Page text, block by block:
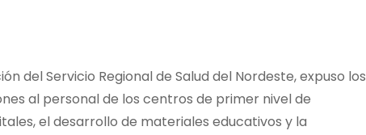
del Servicio Regional de Salud del Nordeste, expuso los
al personal de los centros de primer nivel de
el desarrollo de materiales educativos y la